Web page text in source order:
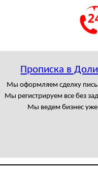
Прописка в
Мы оформляем сделку
Мы регистрируем все без
Мы ведем бизнес